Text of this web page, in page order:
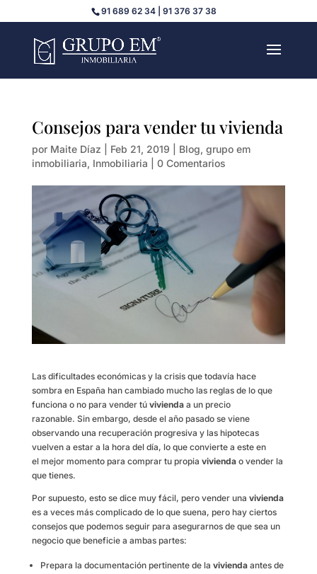
91 689 62 34 | 91 376 37 38
Consejos para vender tu vivienda
por Maite Díaz Feb 21, 2019 Blog, grupo em
inmobiliaria, Inmobiliaria 0 Comentarios
Las dificultades económicas y la crisis que todavía hace
sombra en España han cambiado mucho las reglas de lo que
funciona o no para vender tú viviendaa un precio
razonable. Sin embargo, desde el año pasado se viene
observando una recuperación progresiva y las hipotecas
vuelven a estar a la hora del día, lo que convierte a este en
el mejor momento para comprar tu propia viviendao vender la
que tienes.
Por supuesto, esto se dice muy fácil, pero vender una vivienda
es a veces más complicado de lo que suena, pero hay ciertos
consejos que podemos seguir para asegurarnos de que sea un
negocio que beneficie a ambas partes:
Prepara la documentación pertinente de la viviendaantes de